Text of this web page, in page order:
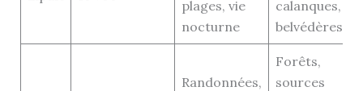
plages, vie
nocturne
calanques,
belvédères
Randonnées,
Forêts,
sources